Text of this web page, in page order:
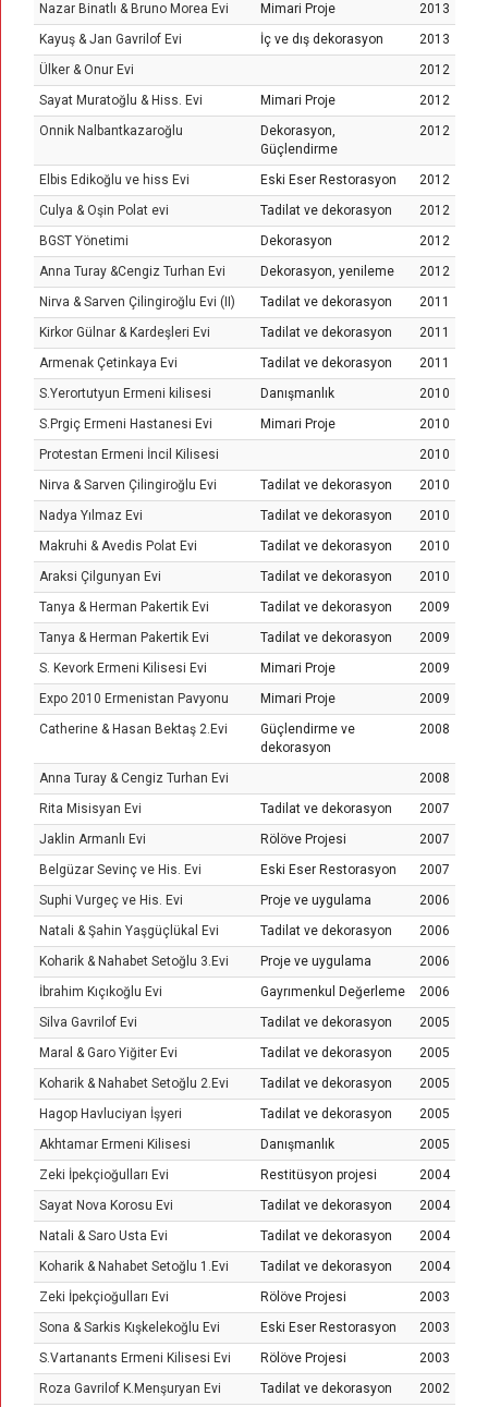
Nazar Binatlı & Bruno Morea Evi Mimari Proje
2013
Kayuş & Jan Gavrilof Evi
İç ve dış dekorasyon
2013
Ülker & Onur Evi
2012
Sayat Muratoğlu & Hiss. Evi
Mimari Proje
2012
Onnik Nalbantkazaroğlu
Dekorasyon,
Güçlendirme
2012
Elbis Edikoğlu ve hiss Evi Eski Eser Restorasyon
2012
Culya & Oşin Polat evi
Tadilat ve dekorasyon
2012
BGST Yönetimi
Dekorasyon
2012
Anna Turay &Cengiz Turhan Evi
Dekorasyon, yenileme
2012
Nirva & Sarven Çilingiroğlu Evi (II)
Tadilat ve dekorasyon
2011
Kirkor Gülnar & Kardeşleri Evi
Tadilat ve dekorasyon
2011
Armenak Çetinkaya Evi
Tadilat ve dekorasyon
2011
S.Yerortutyun Ermeni kilisesi
Danışmanlık
2010
S.Prgiç Ermeni Hastanesi Evi
Mimari Proje
2010
Protestan Ermeni İncil Kilisesi
2010
Nirva & Sarven Çilingiroğlu Evi
Tadilat ve dekorasyon
2010
Nadya Yılmaz Evi
Tadilat ve dekorasyon
2010
Makruhi & Avedis Polat Evi
Tadilat ve dekorasyon
2010
Araksi Çilgunyan Evi
Tadilat ve dekorasyon
2010
Tanya & Herman Pakertik Evi
Tadilat ve dekorasyon
2009
Tanya & Herman Pakertik Evi
Tadilat ve dekorasyon
2009
S. Kevork Ermeni Kilisesi Evi
Mimari Proje
2009
Expo 2010 Ermenistan Pavyonu
Mimari Proje
2009
Catherine & Hasan Bektaş 2.Evi
Güçlendirme ve
dekorasyon
2008
Anna Turay & Cengiz Turhan Evi
2008
Rita Misisyan Evi
Tadilat ve dekorasyon
2007
Jaklin Armanlı Evi
Rölöve Projesi
2007
Belgüzar Sevinç ve His. Evi
Eski Eser Restorasyon
2007
Suphi Vurgeç ve His. Evi
Proje ve uygulama
2006
Natali & Şahin Yaşgüçlükal Evi
Tadilat ve dekorasyon
2006
Koharik & Nahabet Setoğlu 3.Evi
Proje ve uygulama
2006
İbrahim Kıçıkoğlu Evi
Gayrımenkul Değerleme
2006
Silva Gavrilof Evi
Tadilat ve dekorasyon
2005
Maral & Garo Yiğiter Evi
Tadilat ve dekorasyon
2005
Koharik & Nahabet Setoğlu 2.Evi
Tadilat ve dekorasyon
2005
Hagop Havluciyan İşyeri
Tadilat ve dekorasyon
2005
Akhtamar Ermeni Kilisesi
Danışmanlık
2005
Zeki İpekçioğulları Evi
Restitüsyon projesi
2004
Sayat Nova Korosu Evi
Tadilat ve dekorasyon
2004
Natali & Saro Usta Evi
Tadilat ve dekorasyon
2004
Koharik & Nahabet Setoğlu 1.Evi
Tadilat ve dekorasyon
2004
Zeki İpekçioğulları Evi
Rölöve Projesi
2003
Sona & Sarkis Kışkelekoğlu Evi
Eski Eser Restorasyon
2003
S.Vartanants Ermeni Kilisesi Evi
Rölöve Projesi
2003
Roza Gavrilof K.Menşuryan Evi
Tadilat ve dekorasyon 2002